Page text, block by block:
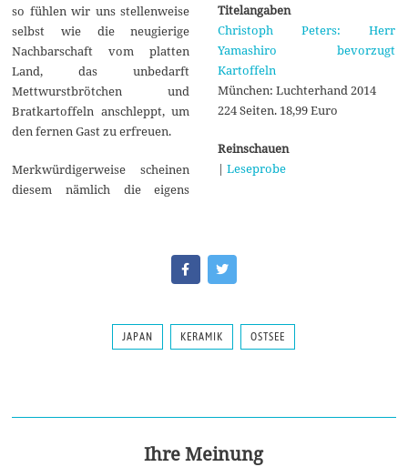
so fühlen wir uns stellenweise
selbst wie die neugierige
Nachbarschaft vom platten
Land, das unbedarft
Mettwurstbrötchen und
Bratkartoffeln anschleppt, um
den fernen Gast zu erfreuen.
Merkwürdigerweise scheinen
diesem nämlich die eigens
Titelangaben
Christoph Peters: Herr
Yamashiro bevorzugt
Kartoffeln
München: Luchterhand 2014
224 Seiten. 18,99 Euro
Reinschauen
| Leseprobe
JAPAN KERAMIK OSTSEE
Ihre Meinung